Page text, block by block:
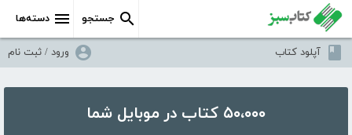
دسته‌ها جستجو
آپلود کتاب ورود / ثبت نام
۵۰،۰۰۰ کتاب در موبایل شما